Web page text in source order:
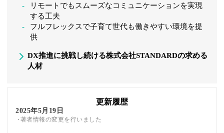
リモートでもスムーズなコミュニケーションを実現
する工夫
フルフレックスで子育て世代も働きやすい環境を提
供
DX推進に挑戦し続ける株式会社STANDARDの求める
人材
更新履歴
2025年5月19日
著者情報の変更を行いました